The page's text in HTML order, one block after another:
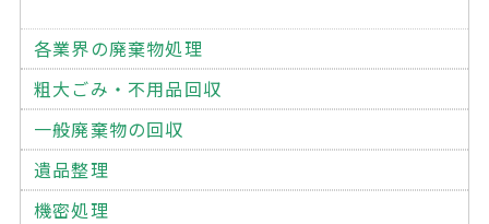
各業界の廃棄物処理
粗大ごみ・不用品回収
一般廃棄物の回収
遺品整理
機密処理